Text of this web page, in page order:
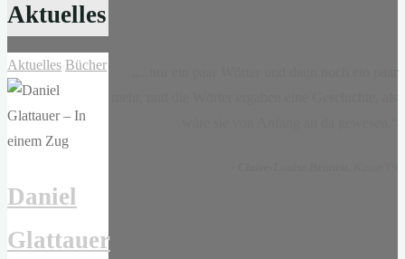
Aktuelles
Aktuelles Bücher
Daniel
Glattauer